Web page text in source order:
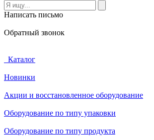
Написать письмо
Обратный звонок
Каталог
Новинки
Акции и восстановленное оборудование
Оборудование по типу упаковки
Оборудование по типу продукта